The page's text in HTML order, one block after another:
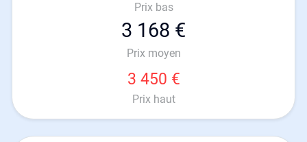
Prix bas
3 168 €
Prix moyen
3 450 €
Prix haut